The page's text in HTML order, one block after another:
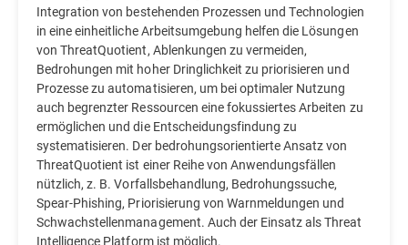
Integration von bestehenden Prozessen und Technologien
in eine einheitliche Arbeitsumgebung helfen die Lösungen
von ThreatQuotient, Ablenkungen zu vermeiden,
Bedrohungen mit hoher Dringlichkeit zu priorisieren und
Prozesse zu automatisieren, um bei optimaler Nutzung
auch begrenzter Ressourcen eine fokussiertes Arbeiten zu
ermöglichen und die Entscheidungsfindung zu
systematisieren. Der bedrohungsorientierte Ansatz von
ThreatQuotient ist einer Reihe von Anwendungsfällen
nützlich, z. B. Vorfallsbehandlung, Bedrohungssuche,
Spear-Phishing, Priorisierung von Warnmeldungen und
Schwachstellenmanagement. Auch der Einsatz als Threat
Intelligence Platform ist möglich.